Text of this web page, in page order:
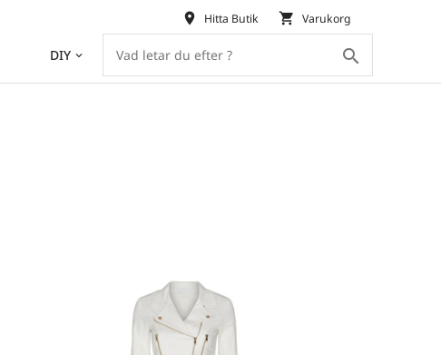
DIY keyboard_arrow_down search
place Hitta Butik shopping_cart Varukorg